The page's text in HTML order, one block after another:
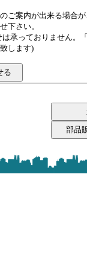
ご案内が出来る場合
下さい。
承っておりません。
します)